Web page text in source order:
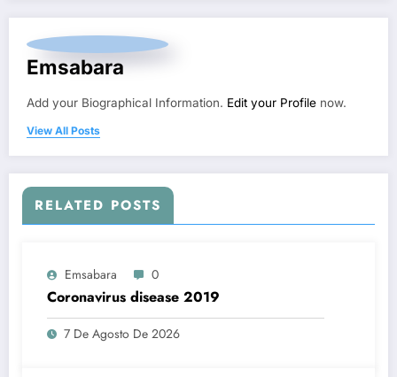
Emsabara
Add your Biographical Information. Edit your Profile now.
View All Posts
RELATED POSTS
Emsabara 0
Coronavirus disease 2019
7 De Agosto De 2026